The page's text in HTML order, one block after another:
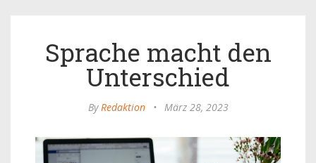
Sprache macht den
Unterschied
ByRedaktion • März 28, 2023